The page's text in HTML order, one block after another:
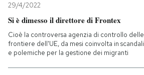
29/4/2022
Si è dimesso il direttore di Frontex
Cioè la controversa agenzia di controllo delle
frontiere dell'UE, da mesi coinvolta in scandali
e polemiche per la gestione dei migranti